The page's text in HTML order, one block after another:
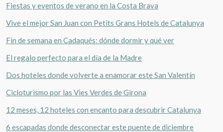
Fiestas y eventos de verano en la Costa Brava
Vive el mejor San Juan con Petits Grans Hotels de Catalunya
Fin de semana en Cadaqués: dónde dormir y qué ver
El regalo perfecto para el día de la Madre
Dos hoteles donde volverte a enamorar este San Valentín
Cicloturismo por las Vies Verdes de Girona
12 meses, 12 hoteles con encanto para descubrir Catalunya
6 escapadas donde desconectar este puente de diciembre